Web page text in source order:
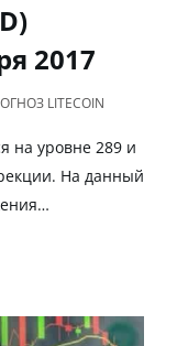
2017
LITECOIN
на уровне 289 и
На данный